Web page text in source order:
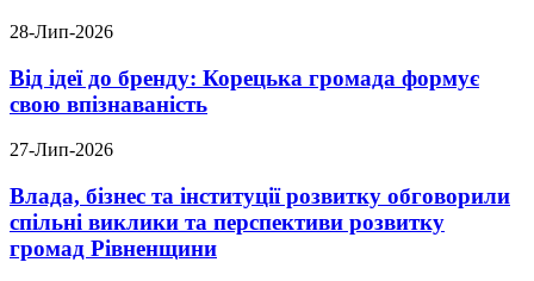
28-Лип-2026
Від ідеї до бренду: Корецька громада формує
свою впізнаваність
27-Лип-2026
Влада, бізнес та інституції розвитку обговорили
спільні виклики та перспективи розвитку
громад Рівненщини